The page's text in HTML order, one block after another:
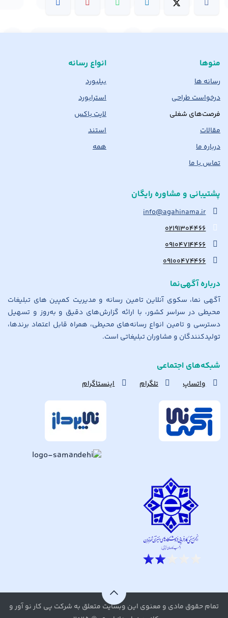
منوها
رسانه ها
درخواست طراحی
فرصت‌های شغلی
مقالات
درباره ما
تماس با ما
انواع رسانه
بیلبورد
استرابورد
لایت باکس
استند
همه
پشتیبانی و مشاوره رایگان
info@agahinama.ir
۰۲۱۹۱۳۰۴۴۶۶
۰۹۱۰۴۷۱۴۴۶۶
۰۹۱۰۰۴۷۴۴۶۶
درباره آگهی‌نما
آگهی نما، سکوی آنلاین تامین رسانه و مدیریت کمپین های تبلیغات
محیطی در سراسر کشور، با ارائه گزارش‌های دقیق و به‌روز و تسهیل
دسترسی و تامین انواع رسانه‌های محیطی، همراه قابل اعتماد برندها،
تولیدکنندگان و مشاوران تبلیغاتی است.
شبکه‌های اجتماعی
واتساپ تلگرام اینستاگرام
تمام حقوق مادی و معنوی این وبسایت متعلق به شرکت پی کار نو آور و